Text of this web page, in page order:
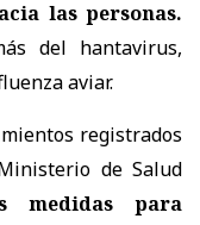
las personas.
del hantavirus,
aviar.
registrados
de Salud
medidas para